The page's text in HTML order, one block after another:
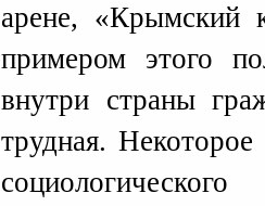
арене, «Крымский
примером этого
внутри страны
трудная.